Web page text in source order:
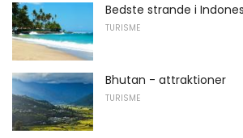
Bedste strande i
TURISME
Bhutan - attraktioner
TURISME